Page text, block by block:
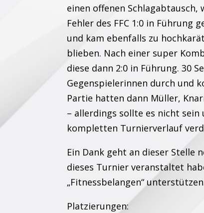
einen offenen
Fehler des FFC 1:0 in Führung
und kam ebenfalls zu
blieben. Nach einer super
diese dann 2:0 in Führung. 30
Gegenspielerinnen durch und
Partie hatten dann Müller,
– allerdings sollte es nicht
kompletten Turnierverlauf
Ein Dank geht an dieser Stelle
dieses Turnier veranstaltet
„Fitnessbelangen“
Platzierungen: